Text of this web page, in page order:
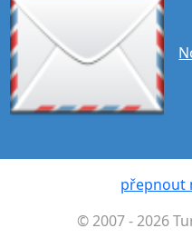
přepnout
© 2007 - 2026